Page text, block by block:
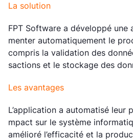
La solution
FPT Software a développé
menter automatiquement le
compris la validation des
sactions et le stockage des
Les avantages
L’application a automatisé leur
mpact sur le système
amélioré l’efficacité et la